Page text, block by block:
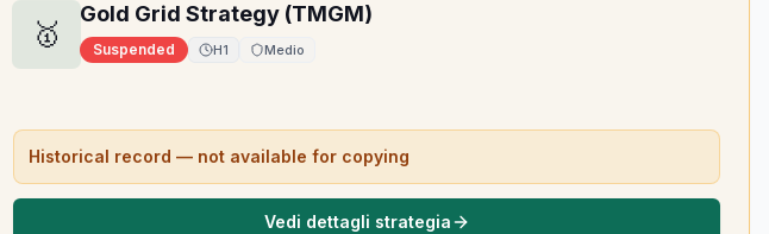
🥇
Gold Grid Strategy (TMGM)
Suspended H1 Medio
Historical record — not available for copying
Vedi dettagli strategia